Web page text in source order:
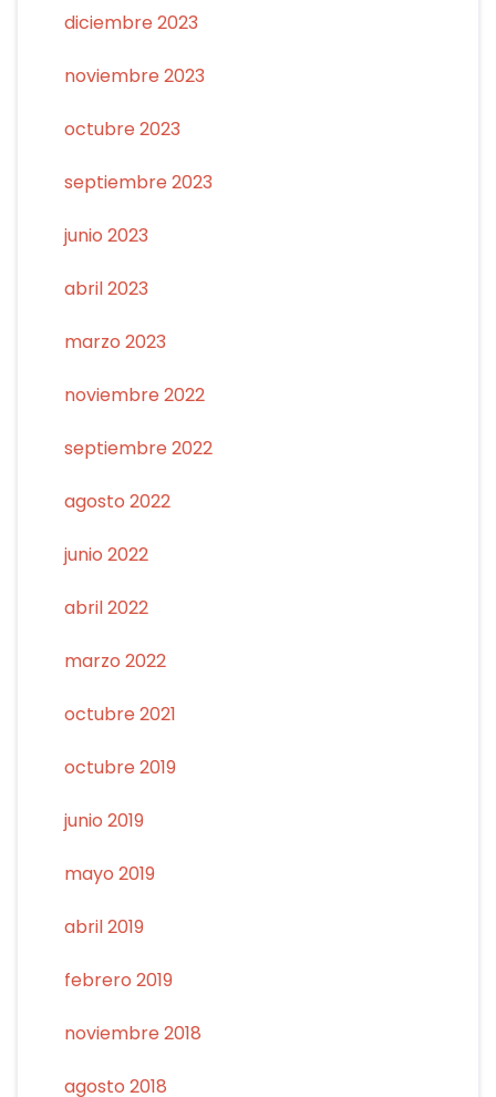
diciembre 2023
noviembre 2023
octubre 2023
septiembre 2023
junio 2023
abril 2023
marzo 2023
noviembre 2022
septiembre 2022
agosto 2022
junio 2022
abril 2022
marzo 2022
octubre 2021
octubre 2019
junio 2019
mayo 2019
abril 2019
febrero 2019
noviembre 2018
agosto 2018